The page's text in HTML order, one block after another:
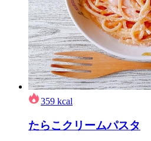
359 kcal
たらこクリームパスタ